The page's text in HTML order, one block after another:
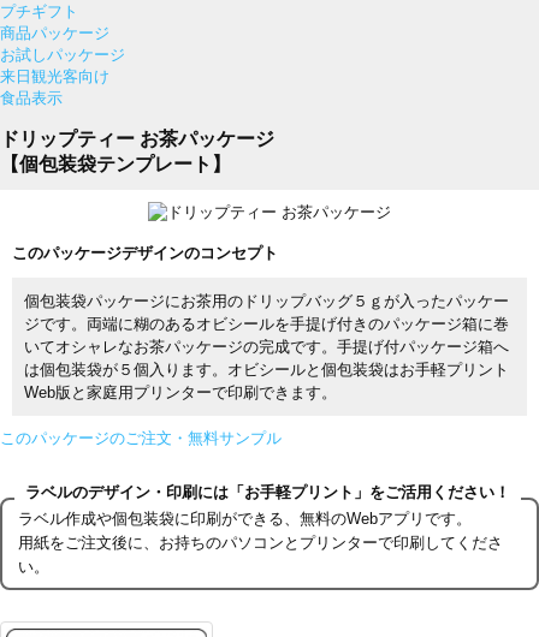
プチギフト
商品パッケージ
お試しパッケージ
来日観光客向け
食品表示
ドリップティー お茶パッケージ
【個包装袋テンプレート】
このパッケージデザインのコンセプト
個包装袋パッケージにお茶用のドリップバッグ５ｇが入ったパッケー
ジです。両端に糊のあるオビシールを手提げ付きのパッケージ箱に巻
いてオシャレなお茶パッケージの完成です。手提げ付パッケージ箱へ
は個包装袋が５個入ります。オビシールと個包装袋はお手軽プリント
Web版と家庭用プリンターで印刷できます。
このパッケージのご注文・無料サンプル
ラベルのデザイン・印刷には「お手軽プリント」をご活用ください！
ラベル作成や個包装袋に印刷ができる、無料のWebアプリです。
用紙をご注文後に、お持ちのパソコンとプリンターで印刷してくださ
い。